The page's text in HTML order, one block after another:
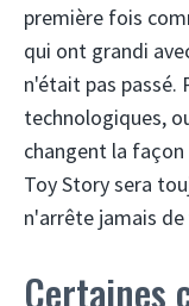
première fois
qui ont grandi
n'était pas passé.
technologiques,
changent la
Toy Story sera
n'arrête jamais
Certaines